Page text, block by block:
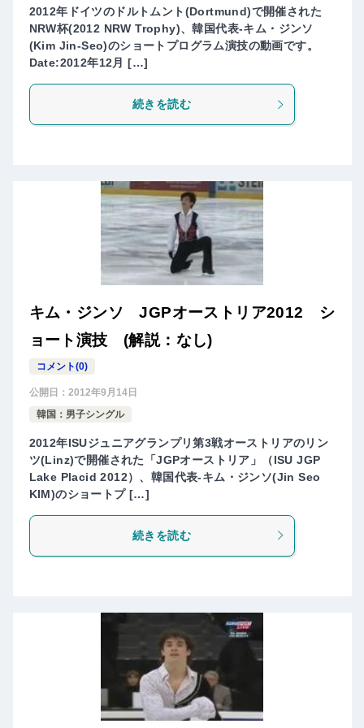
2012年ドイツのドルトムント(Dortmund)で開催された
NRW杯(2012 NRW Trophy)、韓国代表-キム・ジンソ
(Kim Jin-Seo)のショートプログラム演技の動画です。
Date:2012年12月 […]
続きを読む
キム・ジンソ JGPオーストリア2012 シ
ョート演技 (解説：なし)
コメント(0)
公開日： 2012年9月14日
韓国：男子シングル
2012年ISUジュニアグランプリ第3戦オーストリアのリン
ツ(Linz)で開催された「JGPオーストリア」（ISU JGP
Lake Placid 2012）、韓国代表-キム・ジンソ(Jin Seo
KIM)のショートプ […]
続きを読む